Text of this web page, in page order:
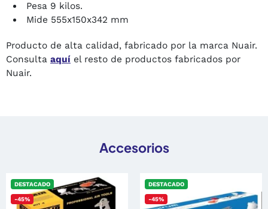
Pesa 9 kilos.
Mide 555x150x342 mm
Producto de alta calidad, fabricado por la marca Nuair.
Consulta aquí el resto de productos fabricados por
Nuair.
Accesorios
DESTACADO
-45%
DESTACADO
-45%